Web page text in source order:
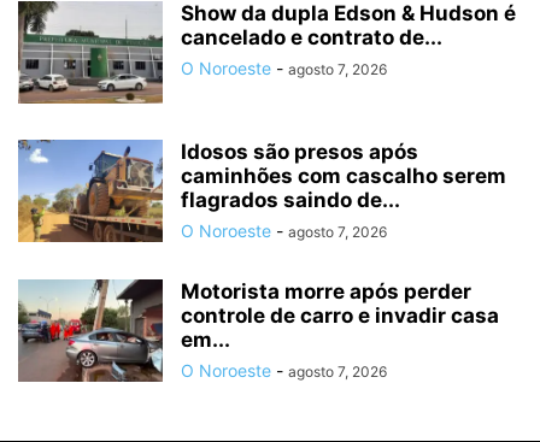
Show da dupla Edson & Hudson é
cancelado e contrato de...
O Noroeste - agosto 7, 2026
Idosos são presos após
caminhões com cascalho serem
flagrados saindo de...
O Noroeste - agosto 7, 2026
Motorista morre após perder
controle de carro e invadir casa
em...
O Noroeste - agosto 7, 2026